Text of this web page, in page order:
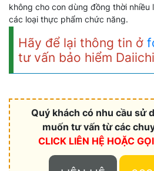
không cho con dùng đồng thời nhiều
các loại thực phẩm chức năng.
Hãy để lại thông tin ở
tư vấn bảo hiểm
Quý khách có nhu cầu sử
muốn tư vấn từ các
CLICK LIÊN HỆ HOẶC